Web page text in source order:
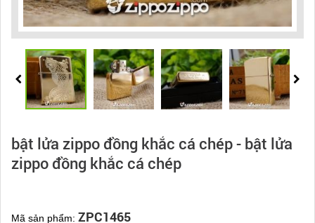
bật lửa zippo đồng khắc cá chép - bật lửa
zippo đồng khắc cá chép
Mã sản phẩm: ZPC1465